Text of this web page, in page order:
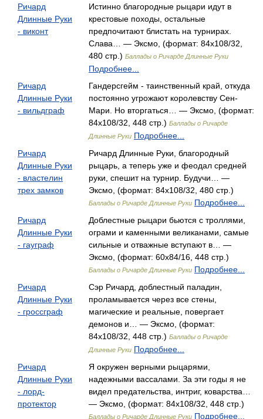
Ричард
Длинные Руки
- виконт
Истинно благородные рыцари идут в
крестовые походы, остальные
предпочитают блистать на турнирах.
Слава… — Эксмо, (формат: 84x108/32,
480 стр.) Баллады о Ричарде Длинные Руки
Подробнее...
Ричард
Длинные Руки
- вильдграф
Гандерсгейм - таинственный край, откуда
постоянно угрожают королевству Сен-
Мари. Но вторгаться… — Эксмо, (формат:
84x108/32, 448 стр.) Баллады о Ричарде
Длинные Руки Подробнее...
Ричард
Длинные Руки
- властелин
трех замков
Ричард Длинные Руки, благородный
рыцарь, а теперь уже и феодал средней
руки, спешит на турнир. Будучи… —
Эксмо, (формат: 84x108/32, 480 стр.)
Баллады о Ричарде Длинные Руки Подробнее...
Ричард
Длинные Руки
- гауграф
Доблестные рыцари бьются с троллями,
ограми и каменными великанами, самые
сильные и отважные вступают в… —
Эксмо, (формат: 60x84/16, 448 стр.)
Баллады о Ричарде Длинные Руки Подробнее...
Ричард
Длинные Руки
- гроссграф
Сэр Ричард, доблестный паладин,
проламывается через все стены,
магические и реальные, повергает
демонов и… — Эксмо, (формат:
84x108/32, 448 стр.) Баллады о Ричарде
Длинные Руки Подробнее...
Ричард
Длинные Руки
- лорд-
протектор
Я окружен верными рыцарями,
надежными вассалами. За эти годы я не
видел предательства, интриг, коварства…
— Эксмо, (формат: 84x108/32, 448 стр.)
Баллады о Ричарде Длинные Руки Подробнее...